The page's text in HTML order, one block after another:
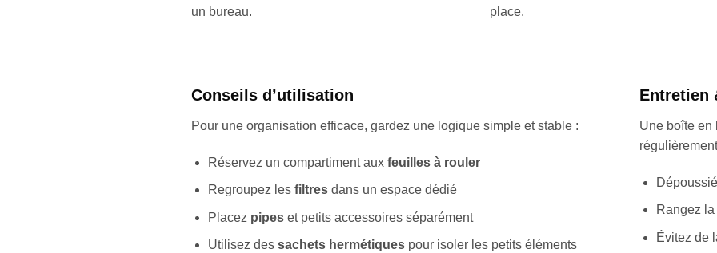
un bureau.
place.
Conseils d’utilisation
Pour une organisation efficace, gardez une logique simple et stable :
Réservez un compartiment aux feuilles à rouler
Regroupez les filtresdans un espace dédié
Placez pipeset petits accessoires séparément
Utilisez des sachets hermétiquespour isoler les petits éléments
Entretien
Une boîte en
Rangez
Évitez de